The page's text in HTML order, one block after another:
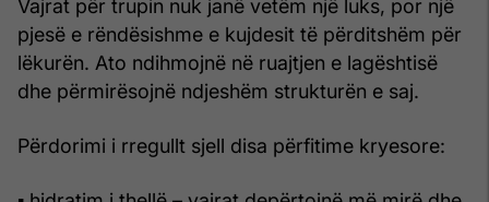
Vajrat për trupin nuk janë vetëm një luks, por një
pjesë e rëndësishme e kujdesit të përditshëm për
lëkurën. Ato ndihmojnë në ruajtjen e lagështisë
dhe përmirësojnë ndjeshëm strukturën e saj.
Përdorimi i rregullt sjell disa përfitime kryesore: